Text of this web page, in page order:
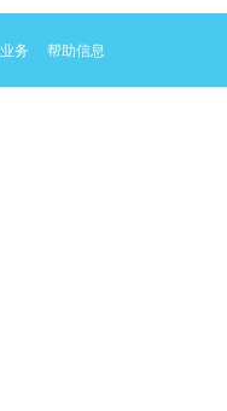
务 帮助信息